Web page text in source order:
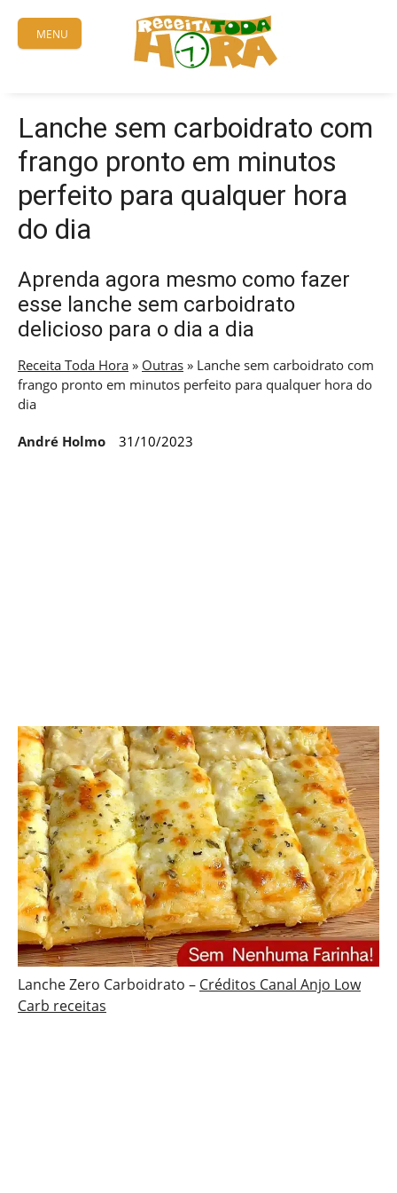
content
MENU
Lanche sem carboidrato com
frango pronto em minutos
perfeito para qualquer hora
do dia
Aprenda agora mesmo como fazer
esse lanche sem carboidrato
delicioso para o dia a dia
Receita Toda Hora » Outras » Lanche sem carboidrato com
frango pronto em minutos perfeito para qualquer hora do
dia
André Holmo 31/10/2023
Lanche Zero Carboidrato – Créditos Canal Anjo Low
Carb receitas